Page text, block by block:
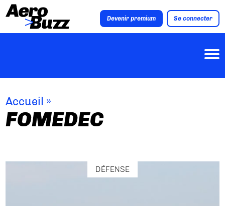
Devenir premium Se connecter
Accueil »
FOMEDEC
DÉFENSE